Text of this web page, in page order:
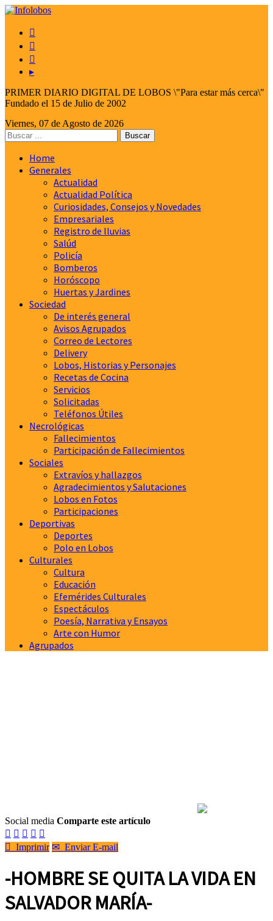



▸
PRIMER DIARIO DIGITAL DE LOBOS \"Para estar más cerca\"
Fundado el 15 de Julio de 2002
Viernes, 07 de Agosto de 2026
Home
Generales
Actualidad
Actualidad Política
Curiosidades, Consejos y Novedades
Empresariales
Registro de lluvias
Salúd
Policía
Bomberos
Horóscopo
Huertas y Jardines
Sociedad
De interés general
Avisos Agrupados
Correo de Lectores
Delivery
Lobos, Historias y Personajes
Recetas de Cocina
Servicios
Solicitadas
Teléfonos Útiles
Necrológicas
Fallecimientos
Participación de Fallecimientos
Sociales
Extravíos y hallazgos
Agradecimientos y Salutaciones
Lobos en Fotos
Participaciones
Deportivas
Deportes
Polo en Lobos
Culturales
Cultura
Educación
Efemérides Culturales
Espectáculos
Poesía, Narrativa y Ensayos
Arte con Humor
Agrupados
Social media Comparte este artículo
    
 Imprimir ✉ Enviar E-mail
-HOMBRE SE QUITA LA VIDA EN
SALVADOR MARÍA-